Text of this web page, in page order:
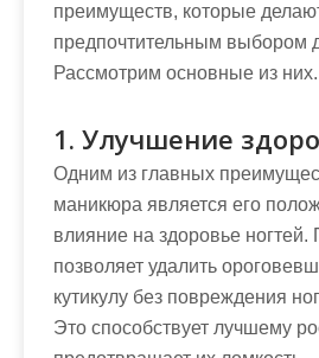
преимуществ, которые
предпочтительным выбором
Рассмотрим основные из них.
1. Улучшение
Одним из главных
маникюра является его
влияние на здоровье ногтей.
позволяет удалить
кутикулу без повреждения
Это способствует лучшему